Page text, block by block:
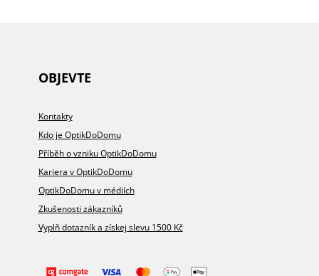
OBJEVTE
Kontakty
Kdo je OptikDoDomu
Příběh o vzniku OptikDoDomu
Kariera v OptikDoDomu
OptikDoDomu v médiích
Zkušenosti zákazníků
Vyplň dotazník a získej slevu 1500 Kč